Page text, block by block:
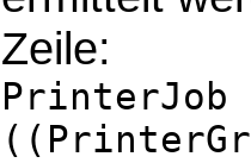
Zeile:
PrinterJob